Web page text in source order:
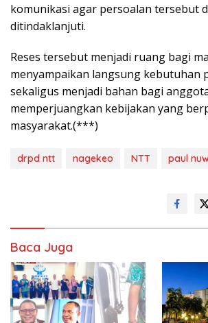
komunikasi agar persoalan tersebut
ditindaklanjuti.
Reses tersebut menjadi ruang bagi
menyampaikan langsung kebutuhan
sekaligus menjadi bahan bagi
memperjuangkan kebijakan yang
masyarakat.(***)
drpd ntt nagekeo NTT paul
Baca Juga